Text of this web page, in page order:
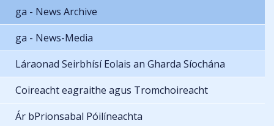
ga - News Archive
ga - News-Media
Láraonad Seirbhísí Eolais an Gharda Síochána
Coireacht eagraithe agus Tromchoireacht
Ár bPrionsabal Póilíneachta